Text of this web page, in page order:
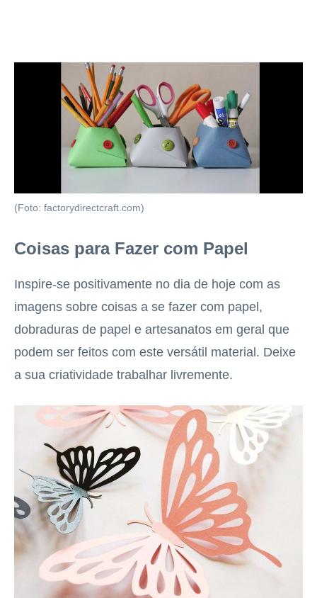
(Foto: factorydirectcraft.com)
Coisas para Fazer com Papel
Inspire-se positivamente no dia de hoje com as
imagens sobre coisas a se fazer com papel,
dobraduras de papel e artesanatos em geral que
podem ser feitos com este versátil material. Deixe
a sua criatividade trabalhar livremente.